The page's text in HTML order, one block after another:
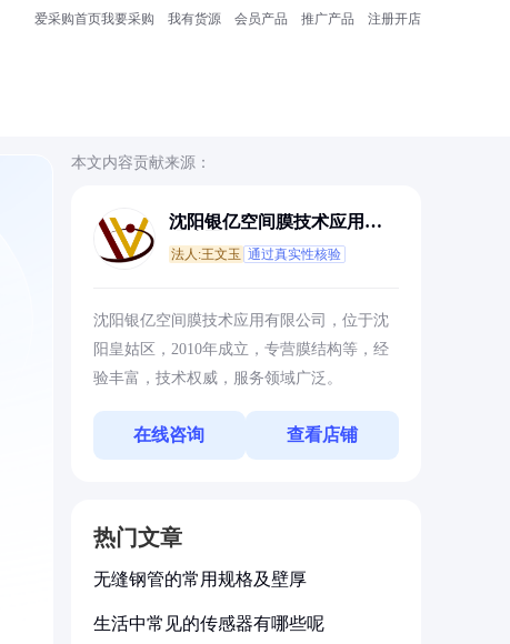
爱采购首页我要采购 我有货源 会员产品 推广产品 注册开店
本文内容贡献来源：
沈阳银亿空间膜技术应用有
法人:王文玉 通过真实性核验
沈阳银亿空间膜技术应用有限公司，位于沈
阳皇姑区，2010年成立，专营膜结构等，经
验丰富，技术权威，服务领域广泛。
在线咨询 查看店铺
热门文章
无缝钢管的常用规格及壁厚
生活中常见的传感器有哪些呢